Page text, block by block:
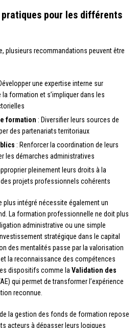
pratiques pour les différents
plusieurs recommandations peuvent être
une expertise interne sur
la formation et s’impliquer dans les
formation : Diversifier leurs sources de
des partenariats territoriaux
: Renforcer la coordination de leurs
les démarches administratives
pleinement leurs droits à la
projets professionnels cohérents
plus intégré nécessite également un
La formation professionnelle ne doit plus
administrative ou une simple
stratégique dans le capital
des mentalités passe par la valorisation
la reconnaissance des compétences
dispositifs comme laValidation des
qui permet de transformer l’expérience
reconnue.
la gestion des fonds de formation repose
acteurs à dépasser leurs logiques